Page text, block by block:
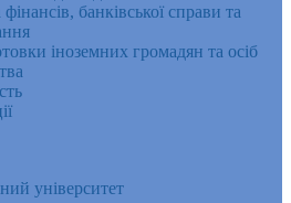
банківської справи та
іноземних громадян та осіб
університет